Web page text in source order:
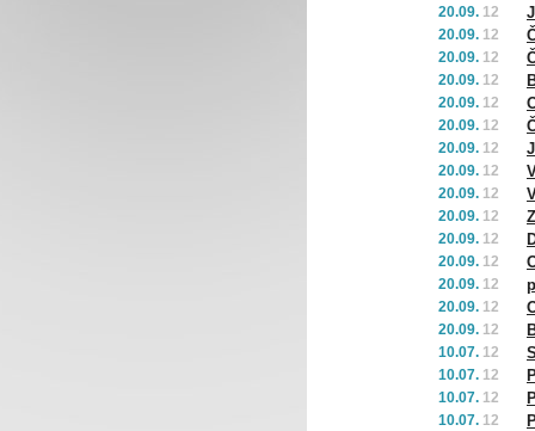
20.09. 12
20.09. 12
20.09. 12
20.09. 12
20.09. 12
20.09. 12
20.09. 12
20.09. 12
20.09. 12
20.09. 12
20.09. 12
20.09. 12
20.09. 12
20.09. 12
20.09. 12
10.07. 12
10.07. 12
10.07. 12
10.07. 12